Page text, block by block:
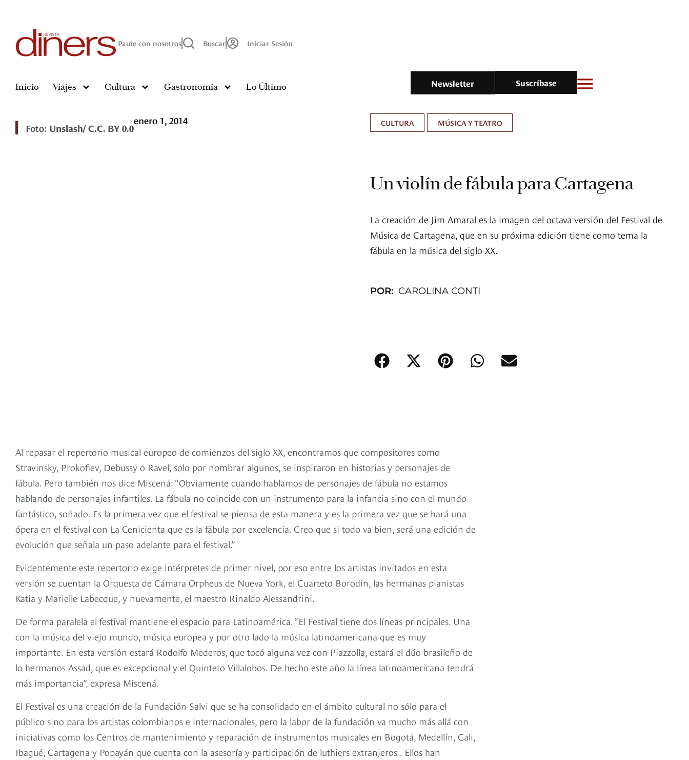
Paute con nosotros Buscar Iniciar Sesión
Inicio Viajes Cultura Gastronomía Lo Último Newsletter Suscríbase
Foto: Unslash/ C.C. BY 0.0
enero 1, 2014 CULTURA MÚSICA Y TEATRO
Un violín de fábula para Cartagena
La creación de Jim Amaral es la imagen del octava versión del Festival de
Música de Cartagena, que en su próxima edición tiene como tema la
fábula en la música del siglo XX.
POR: CAROLINA CONTI
Al repasar el repertorio musical europeo de comienzos del siglo XX, encontramos que compositores como
Stravinsky, Prokofiev, Debussy o Ravel, solo por nombrar algunos, se inspiraron en historias y personajes de
fábula. Pero también nos dice Miscená: “Obviamente cuando hablamos de personajes de fábula no estamos
hablando de personajes infantiles. La fábula no coincide con un instrumento para la infancia sino con el mundo
fantástico, soñado. Es la primera vez que el festival se piensa de esta manera y es la primera vez que se hará una
ópera en el festival con La Cenicienta que es la fábula por excelencia. Creo que si todo va bien, será una edición de
evolución que señala un paso adelante para el festival.”
Evidentemente este repertorio exige intérpretes de primer nivel, por eso entre los artistas invitados en esta
versión se cuentan la Orquesta de Cámara Orpheus de Nueva York, el Cuarteto Borodin, las hermanas pianistas
Katia y Marielle Labecque, y nuevamente, el maestro Rinaldo Alessandrini.
De forma paralela el festival mantiene el espacio para Latinoamérica. “El Festival tiene dos líneas principales. Una
con la música del viejo mundo, música europea y por otro lado la música latinoamericana que es muy
importante. En esta versión estará Rodolfo Mederos, que tocó alguna vez con Piazzolla, estará el dúo brasileño de
lo hermanos Assad, que es excepcional y el Quinteto Villalobos. De hecho este año la línea latinoamericana tendrá
más importancia”, expresa Miscená.
El Festival es una creación de la Fundación Salvi que se ha consolidado en el ámbito cultural no sólo para el
público sino para los artistas colombianos e internacionales, pero la labor de la fundación va mucho más allá con
iniciativas como los Centros de mantenimiento y reparación de instrumentos musicales en Bogotá, Medellín, Cali,
Ibagué, Cartagena y Popayán que cuenta con la asesoría y participación de luthiers extranjeros . Ellos han